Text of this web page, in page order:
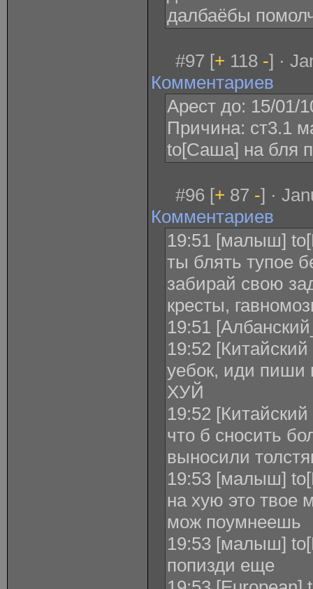
далбаёбы
#97 [+ 118 -] ·
Комментариев
Арест до: 15/01/
Причина: ст3.1
to[Саша] на бля
#96 [+ 87 -] ·
Комментариев
19:51 [малыш]
ты блять тупое
забирай свою
кресты,
19:51
19:52
уебок, иди
ХУЙ
19:52
что б сносить
выносили
19:53 [малыш]
на хую это твое
мож поумнеешь
19:53 [малыш]
попизди еще